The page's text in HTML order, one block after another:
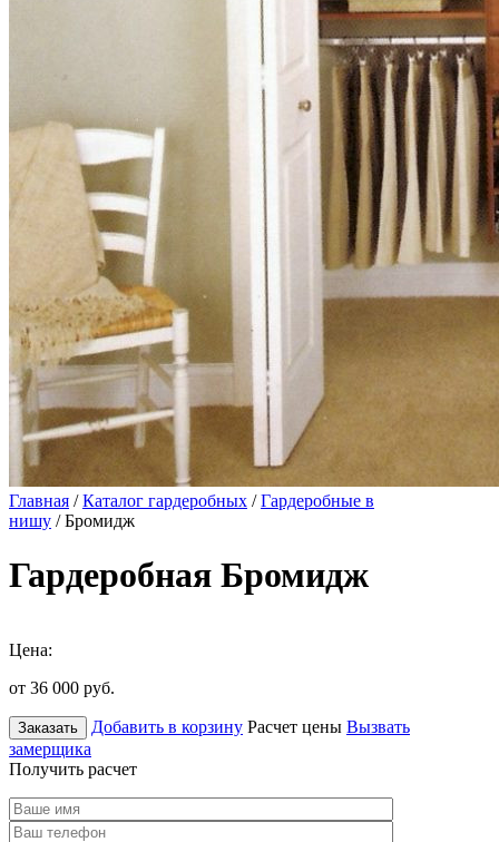
Главная /Каталог гардеробных /Гардеробные в
нишу / Бромидж
Гардеробная Бромидж
Цена:
от 36 000 руб.
Заказать Добавить в корзину Расчет цены Вызвать
замерщика
Получить расчет